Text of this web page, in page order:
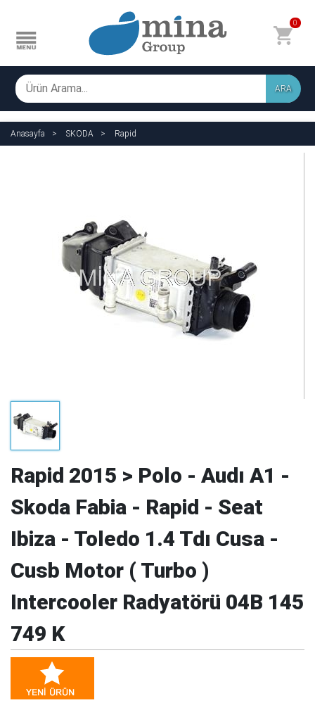
0
ARA
Anasayfa SKODA Rapid
Rapid 2015 > Polo - Audı A1 -
Skoda Fabia - Rapid - Seat
Ibiza - Toledo 1.4 Tdı Cusa -
Cusb Motor ( Turbo )
Intercooler Radyatörü 04B 145
749 K